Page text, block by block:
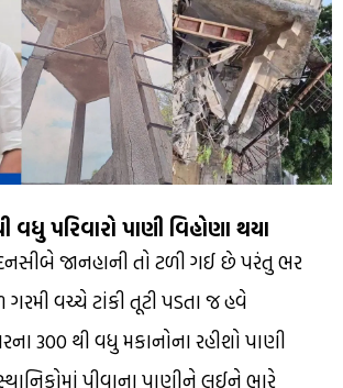
પરિવારો પાણી વિહોણા થયા
જાનહાની તો ટળી ગઈ છે પરંતુ ભર
વચ્ચે ટાંકી તૂટી પડતા જ હવે
300 થી વધુ મકાનોના રહીશો પાણી
પીવાના પાણીને લઈને ભારે